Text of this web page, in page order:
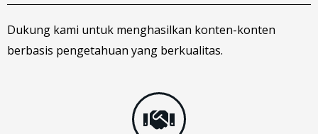
Dukung kami untuk menghasilkan konten-konten
berbasis pengetahuan yang berkualitas.